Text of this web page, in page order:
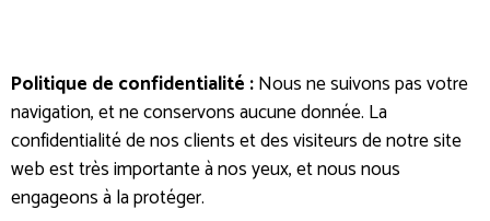
Politique de confidentialité :Nous ne suivons pas votre
navigation, et ne conservons aucune donnée. La
confidentialité de nos clients et des visiteurs de notre site
web est très importante à nos yeux, et nous nous
engageons à la protéger.